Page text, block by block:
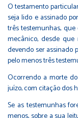
O testamento
seja lido e assinado
três testemunhas,
mecânico, desde
devendo ser assinado
pelo menos três
Ocorrendo a morte
juízo, com citação dos
Se as testemunhas